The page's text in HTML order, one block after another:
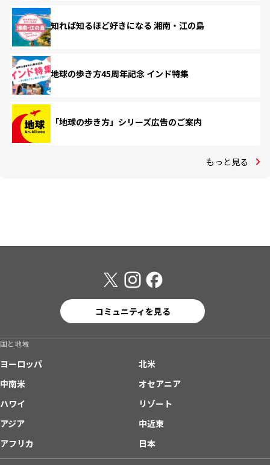
知れば知るほど好きになる 湘南・江の島
地球の歩き方45周年記念 インド特集
「地球の歩き方」シリーズ広告のご案内
もっと見る
コミュニティを見る
国と地域
ヨーロッパ
北米
中南米
オセアニア
ハワイ
リゾート
アジア
中近東
アフリカ
日本